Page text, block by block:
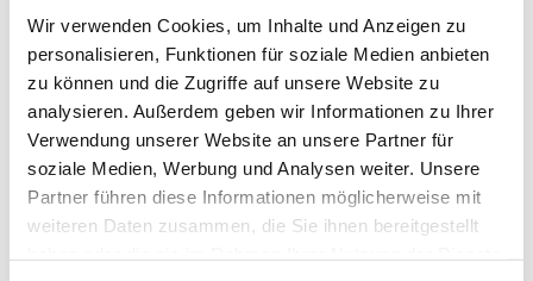
Wir verwenden Cookies, um Inhalte und Anzeigen zu
personalisieren, Funktionen für soziale Medien anbieten
zu können und die Zugriffe auf unsere Website zu
analysieren. Außerdem geben wir Informationen zu Ihrer
Verwendung unserer Website an unsere Partner für
soziale Medien, Werbung und Analysen weiter. Unsere
Partner führen diese Informationen möglicherweise mit
weiteren Daten zusammen, die Sie ihnen bereitgestellt
Mit der Bahn
Der Bahnhof befindet sich im Zentrum Bad Zwischenahns, ca.
3 Kilometer von unserer Spielbank entfernt.
Mit dem Taxi erreichen Sie uns anschließend innerhalb von 5
Minuten.
Weitere Infos